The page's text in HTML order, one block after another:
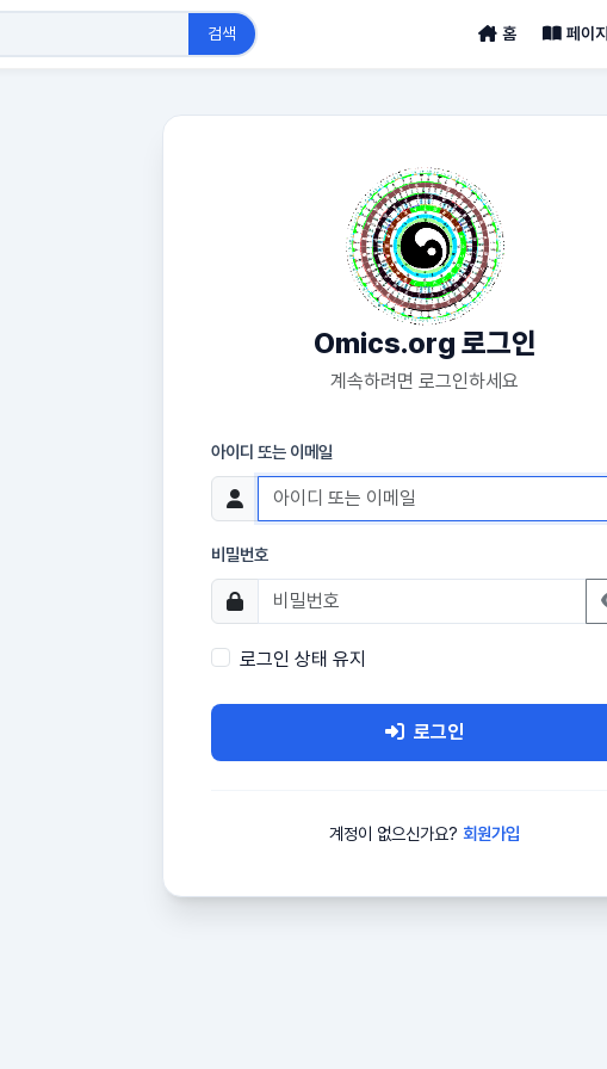
검색 홈 페이지
Omics.org 로그인
계속하려면 로그인하세요
아이디 또는 이메일
비밀번호
로그인 상태 유지
로그인
계정이 없으신가요? 회원가입